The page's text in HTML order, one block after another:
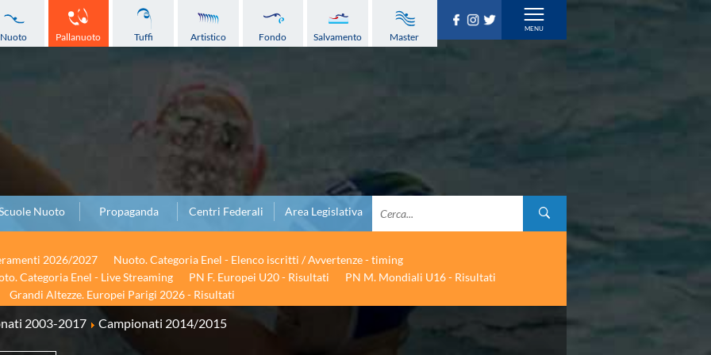
Nuoto Pallanuoto Tuffi Artistico Fondo Salvamento Master
Nuoto Propaganda Centri Federali Area Legislativa
2026/2027
Nuoto. Categoria Enel - Elenco iscritti / Avvertenze - timing
Categoria Enel - Live Streaming PN F. Europei U20 - Risultati
PN M. Mondiali U16 - Risultati
Grandi Altezze. Europei Parigi 2026 - Risultati
2003-2017 Campionati 2014/2015